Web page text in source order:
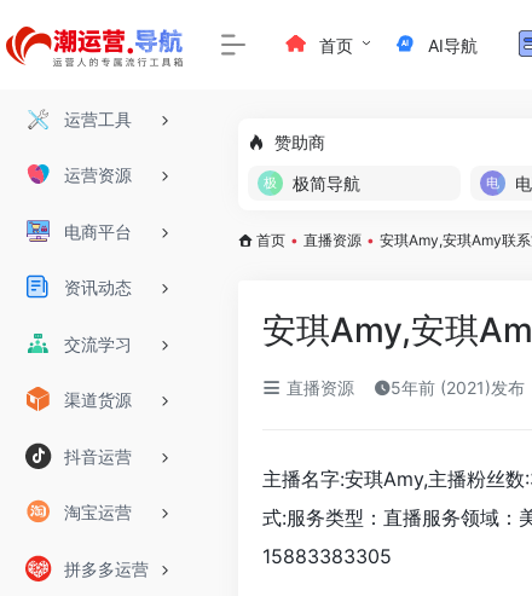
运营工具
运营资源
电商平台
资讯动态
交流学习
渠道货源
抖音运营
淘宝运营
拼多多运营
首页 AI导航
赞助商
极简导航
首页 • 直播资源 • 安琪Amy,安琪Amy联
安琪Amy,安琪
直播资源 5年前 (2021)发布
主播名字:安琪Amy,主播粉丝
式:服务类型：直播服务领域：
15883383305